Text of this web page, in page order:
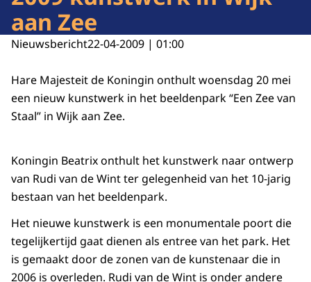
aan Zee
Nieuwsbericht22-04-2009 | 01:00
Hare Majesteit de Koningin onthult woensdag 20 mei
een nieuw kunstwerk in het beeldenpark “Een Zee van
Staal” in Wijk aan Zee.
Koningin Beatrix onthult het kunstwerk naar ontwerp
van Rudi van de Wint ter gelegenheid van het 10-jarig
bestaan van het beeldenpark.
Het nieuwe kunstwerk is een monumentale poort die
tegelijkertijd gaat dienen als entree van het park. Het
is gemaakt door de zonen van de kunstenaar die in
2006 is overleden. Rudi van de Wint is onder andere